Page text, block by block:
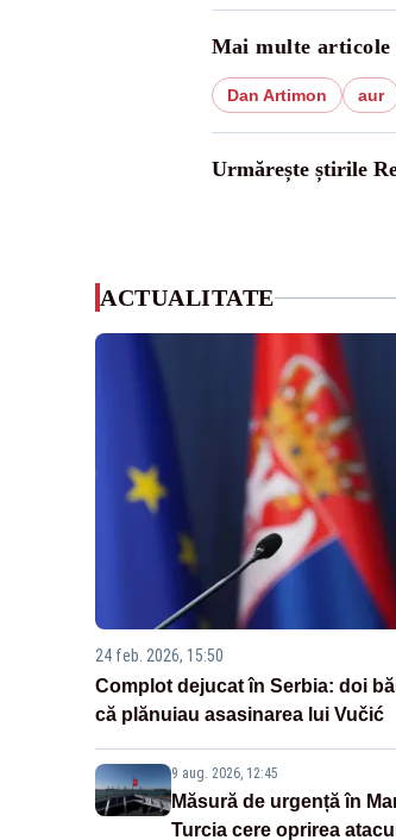
Mai multe articole
Dan Artimon aur
Urmărește știrile
ACTUALITATE
24 feb. 2026, 15:50
Complot dejucat în Serbia: doi
că plănuiau asasinarea lui Vučić
9 aug. 2026, 12:45
Măsură de urgență în
Turcia cere oprirea